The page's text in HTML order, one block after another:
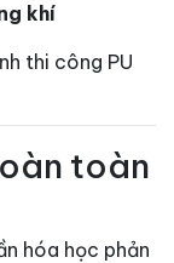
khí
thi công PU
toàn
hóa học phản